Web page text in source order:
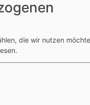
im
Hier
einem
letzten
die wir nutzen